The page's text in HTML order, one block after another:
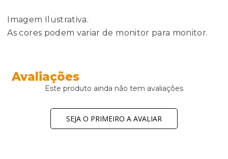
Imagem Ilustrativa.
As cores podem variar de monitor para monitor.
Avaliações
Este produto ainda não tem avaliações
SEJA O PRIMEIRO A AVALIAR